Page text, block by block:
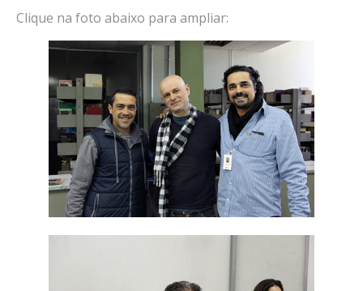
Clique na foto abaixo para ampliar: